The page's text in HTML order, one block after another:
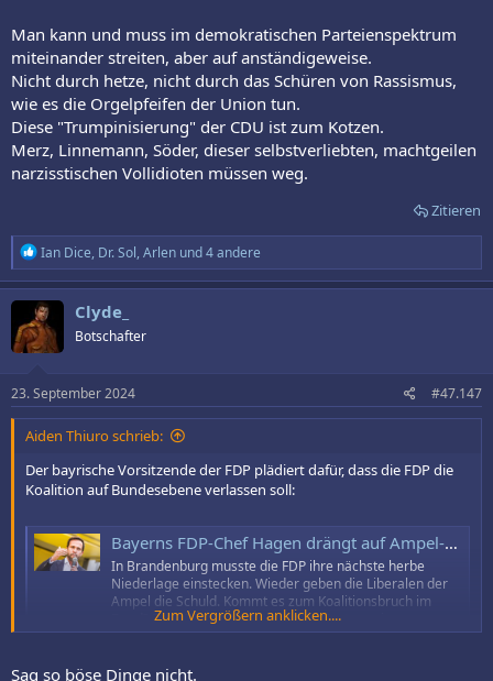
Man kann und muss im demokratischen Parteienspektrum
miteinander streiten, aber auf anständigeweise.
Nicht durch hetze, nicht durch das Schüren von Rassismus,
wie es die Orgelpfeifen der Union tun.
Diese "Trumpinisierung" der CDU ist zum Kotzen.
Merz, Linnemann, Söder, dieser selbstverliebten, machtgeilen
narzisstischen Vollidioten müssen weg.
Zitieren
R
e
a
k
t
o
e
n
Ian Dice, Dr. Sol, Arlen und 4 andere
Clyde_
Botschafter
23. September 2024 #47.147
Aiden Thiuro schrieb:
Der bayrische Vorsitzende der FDP plädiert dafür, dass die FDP die
Koalition auf Bundesebene verlassen soll:
Bayerns FDP-Chef Hagen drängt auf Ampel-Aus
In Brandenburg musste die FDP ihre nächste herbe
Niederlage einstecken. Wieder geben die Liberalen der
Ampel die Schuld. Kommt es zum Koalitionsbruch im
Bund? Die SPD verlangt von ihrem Partner eine
Entscheidung.
Zum Vergrößern anklicken....
Sag so böse Dinge nicht.